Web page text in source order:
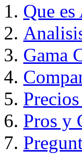
Que
Gama
Pros y